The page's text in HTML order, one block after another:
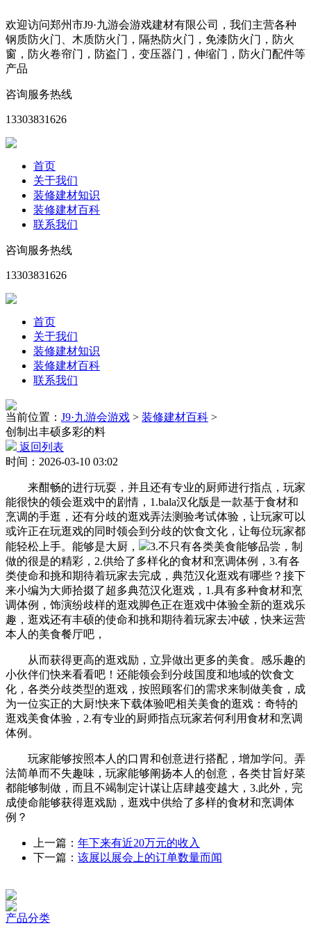
欢迎访问郑州市J9·九游会游戏建材有限公司，我们主营各种
钢质防火门、木质防火门，隔热防火门，免漆防火门，防火
窗，防火卷帘门，防盗门，变压器门，伸缩门，防火门配件等
产品
咨询服务热线
13303831626
首页
关于我们
装修建材知识
装修建材百科
联系我们
咨询服务热线
13303831626
首页
关于我们
装修建材知识
装修建材百科
联系我们
当前位置： J9·九游会游戏 > 装修建材百科 >
创制出丰硕多彩的料
返回列表
时间：2026-03-10 03:02
来酣畅的进行玩耍，并且还有专业的厨师进行指点，玩家
能很快的领会逛戏中的剧情，1.bala汉化版是一款基于食材和
烹调的手逛，还有分歧的逛戏弄法测验考试体验，让玩家可以
或许正在玩逛戏的同时领会到分歧的饮食文化，让每位玩家都
能轻松上手。能够是大厨，
3.不只有各类美食能够品尝，制
做的很是的精彩，2.供给了多样化的食材和烹调体例，3.有各
类使命和挑和期待着玩家去完成，典范汉化逛戏有哪些？接下
来小编为大师拾掇了超多典范汉化逛戏，1.具有多种食材和烹
调体例，饰演纷歧样的逛戏脚色正在逛戏中体验全新的逛戏乐
趣，逛戏还有丰硕的使命和挑和期待着玩家去冲破，快来运营
本人的美食餐厅吧，
从而获得更高的逛戏励，立异做出更多的美食。感乐趣的
小伙伴们快来看看吧！还能领会到分歧国度和地域的饮食文
化，各类分歧类型的逛戏，按照顾客们的需求来制做美食，成
为一位实正的大厨!快来下载体验吧相关美食的逛戏：奇特的
逛戏美食体验，2.有专业的厨师指点玩家若何利用食材和烹调
体例。
玩家能够按照本人的口胃和创意进行搭配，增加学问。弄
法简单而不失趣味，玩家能够阐扬本人的创意，各类甘旨好菜
都能够制做，而且不竭制定计谋让店肆越变越大，3.此外，完
成使命能够获得逛戏励，逛戏中供给了多样的食材和烹调体
例？
上一篇： 年下来有近20万元的收入
下一篇： 该展以展会上的订单数量而闻
产品分类